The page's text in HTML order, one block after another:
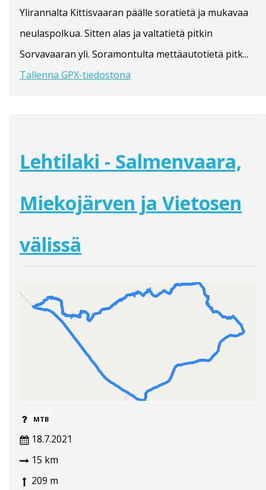
Ylirannalta Kittisvaaran päälle soratietä ja mukavaa
neulaspolkua. Sitten alas ja valtatietä pitkin
Sorvavaaran yli. Soramontulta mettäautotietä pitk...
Tallenna GPX-tiedostona
Lehtilaki - Salmenvaara,
Miekojärven ja Vietosen
välissä
MTB
18.7.2021
15 km
209 m